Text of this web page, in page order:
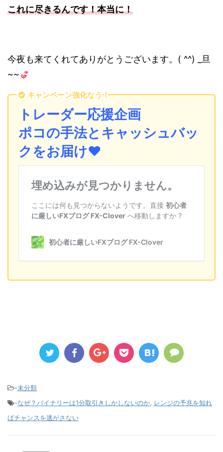
これに尽きるんです！本当に！
今夜も来てくれてありがとうございます。( ^^) _旦
~~
キャンペーン強化なう！
トレーダー応援企画
ポコの手法とキャッシュバッ
クをお届け❤
-未分類
-なぜ？バイナリーは1分取引きしかしないのか, レンジの予兆を知れ
ばチャンスを逃がさない